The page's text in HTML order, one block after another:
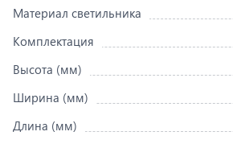
Материал светильника
Комплектация
Высота (мм)
Ширина (мм)
Длина (мм)